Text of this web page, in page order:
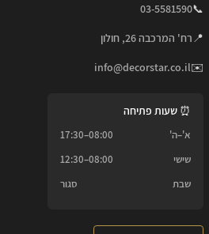
📞
03-5581590
📍 רח' המרכבה 26, חולון
✉️
info@decorstar.co.il
⏰ שעות פתיחה
א'–ה'
08:00–17:30
שישי
08:00–12:30
שבת
סגור